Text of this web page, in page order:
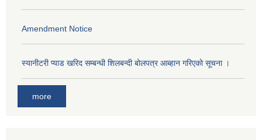
Amendment Notice
स्यानीटरी प्याड खरिद सम्बन्धी शिलबन्दी बोलपत्र आब्हान गरिएको सूचना ।
more